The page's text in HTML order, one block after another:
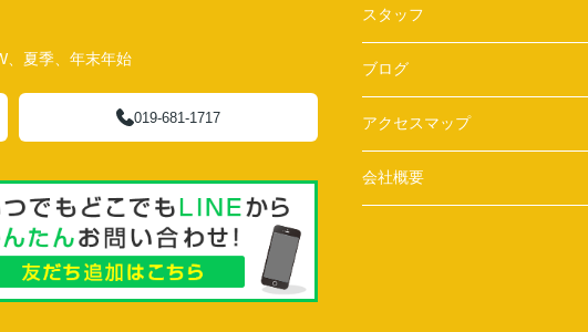
、夏季、年末年始
019-681-1717
スタッフ
ブログ
アクセスマップ
会社概要